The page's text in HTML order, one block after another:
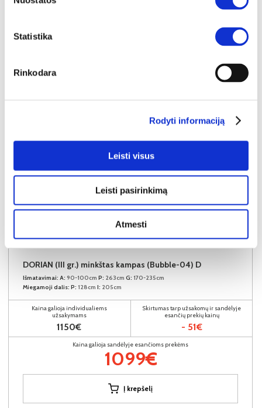
Statistika
Rinkodara
Rodyti informaciją
Leisti visus
Leisti pasirinkimą
Atmesti
NAUJIENA YRA SANDĖLYJE
DORIAN (III gr.) minkštas kampas (Bubble-04) D
Išmatavimai: A: 90-100cm P: 263cm G: 170-235cm
Miegamoji dalis: P: 128cm I: 205cm
Kaina galioja individualiems
užsakymams
1150€
Skirtumas tarp užsakomų ir sandėlyje
esančių prekių kainų
- 51€
Kaina galioja sandėlyje esančioms prekėms
1099€
Į krepšelį